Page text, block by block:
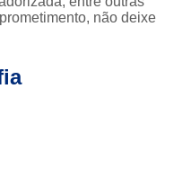
de Tomografia Dental
Clínicas para Exame de
para Exames de
não deixe